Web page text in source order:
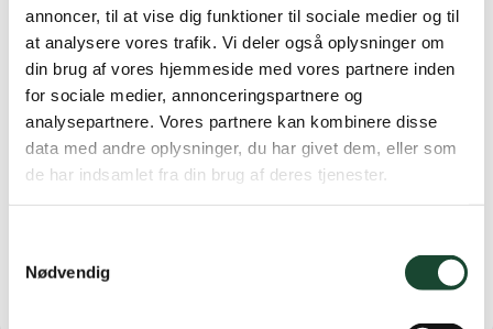
annoncer, til at vise dig funktioner til sociale medier og til
at analysere vores trafik. Vi deler også oplysninger om
din brug af vores hjemmeside med vores partnere inden
for sociale medier, annonceringspartnere og
analysepartnere. Vores partnere kan kombinere disse
data med andre oplysninger, du har givet dem, eller som
de har indsamlet fra din brug af deres tjenester.
Nødvendig